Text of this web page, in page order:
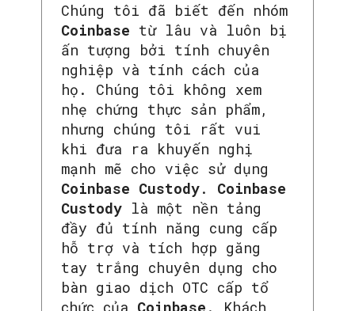
Chúng tôi đã biết đến nhóm
Coinbase từ lâu và luôn bị
ấn tượng bởi tính chuyên
nghiệp và tính cách của
họ. Chúng tôi không xem
nhẹ chứng thực sản phẩm,
nhưng chúng tôi rất vui
khi đưa ra khuyến nghị
mạnh mẽ cho việc sử dụng
Coinbase Custody. Coinbase
Custody là một nền tảng
đầy đủ tính năng cung cấp
hỗ trợ và tích hợp găng
tay trắng chuyên dụng cho
bàn giao dịch OTC cấp tổ